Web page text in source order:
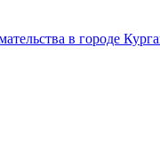
в городе